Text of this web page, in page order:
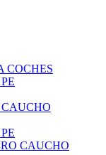
COCHES
CAUCHO